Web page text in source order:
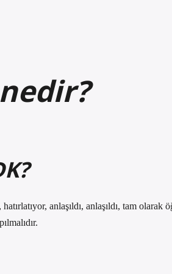
anlaşıldı, anlaşıldı, tam olarak